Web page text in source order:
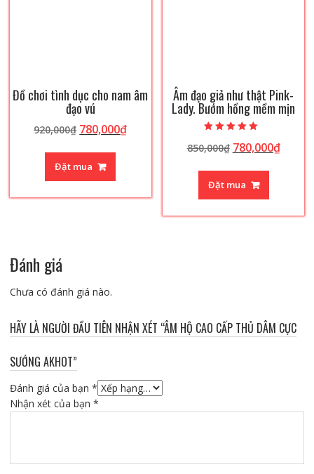
Đồ chơi tình dục cho nam âm
đạo vú
920,000₫ Giá
920,000₫.
780,000₫Giá
Đặt mua
Âm đạo giả như thật Pink-
Lady. Bướm hồng mềm mịn
5.00
5 sao
850,000₫ Giá
850,000₫.
780,000₫Giá
Đặt mua
Đánh giá
Chưa có đánh giá nào.
HÃY LÀ NGƯỜI ĐẦU TIÊN NHẬN XÉT “ÂM HỘ CAO CẤP THỦ DÂM CỰC
SƯỚNG AKHOT”
Đánh giá của bạn *
Nhận xét của bạn *